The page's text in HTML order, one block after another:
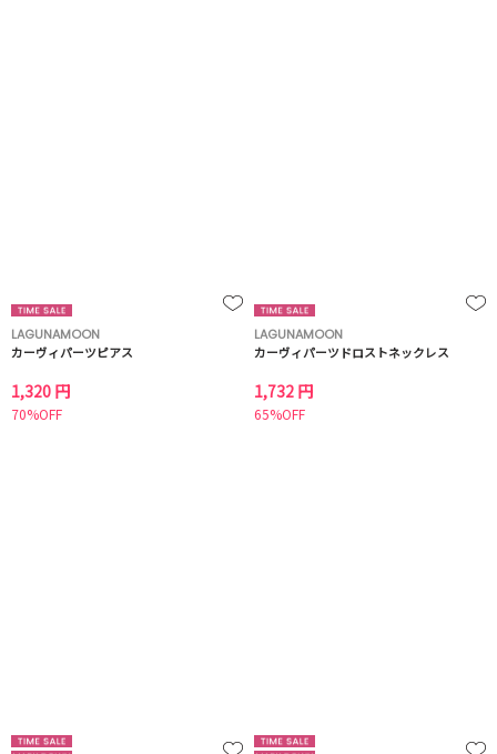
LAGUNAMOON
カーヴィパーツピアス
1,320 円
70%OFF
LAGUNAMOON
カーヴィパーツドロストネックレス
1,732 円
65%OFF